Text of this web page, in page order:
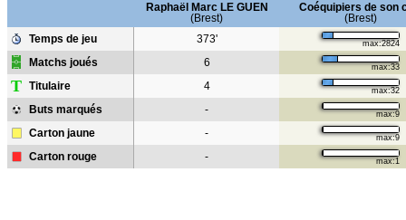
Raphaël Marc LE GUEN
(Brest)
Coéquipiers de son
(Brest)
Temps de jeu
373' max:2824
Matchs joués 6 max:33
T Titulaire 4 max:32
Buts marqués - max:9
Carton jaune - max:9
Carton rouge - max:1